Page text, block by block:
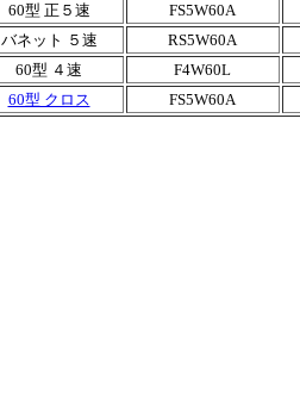
60型 正５速
FS5W60A
バネット ５速
RS5W60A
60型 ４速
F4W60L
60型 クロス
FS5W60A